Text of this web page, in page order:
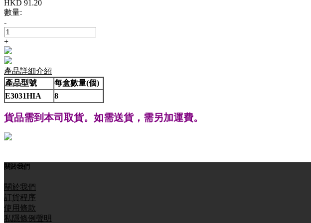
HKD 91.20
數量:
-
+
產品詳細介紹
產品型號
每盒數量(個)
E3031HIA
8
貨品需到本司取貨。如需送貨，需另加運費。
關於我們
關於我們
訂貨程序
使用條款
私隱條例聲明